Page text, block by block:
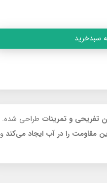
سبدخرید
تفریحی و تمرینات طراحی شده.
مقاومت را در آب ایجاد می‌کند و